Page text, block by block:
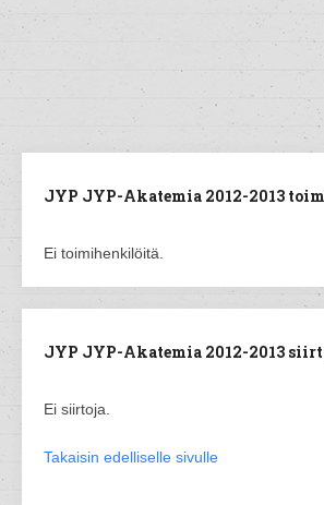
JYP JYP-Akatemia 2012-2013
Ei toimihenkilöitä.
JYP JYP-Akatemia 2012-2013
Ei siirtoja.
Takaisin edelliselle sivulle